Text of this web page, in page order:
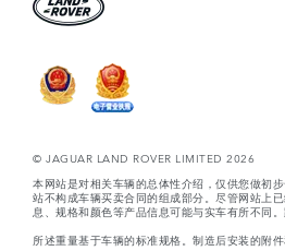
© JAGUAR LAND ROVER LIMITED 2026
本网站是对相关车辆的总体性介绍，仅供您做初
站不构成车辆买卖合同的组成部分。尽管网站上
息、规格和颜色等产品信息可能与实车有所不同
所述重量基于车辆的标准规格。制造后安装的附